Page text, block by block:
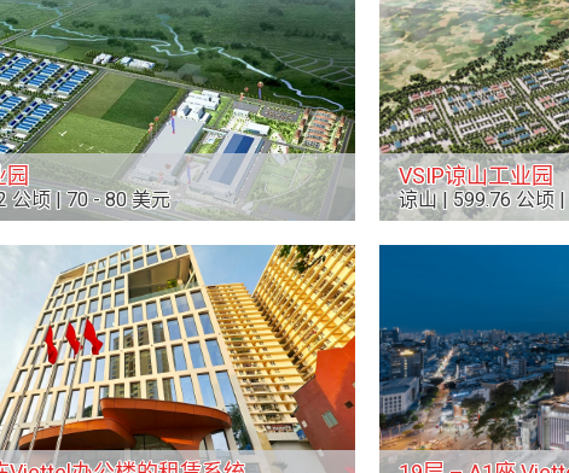
请关注我们的LinkedIn 页面。
公顷 | 70 - 80 美元
VSIP谅山工业园
谅山 | 599.76 公顷